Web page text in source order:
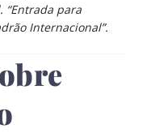
“Entrada para
Internacional”.